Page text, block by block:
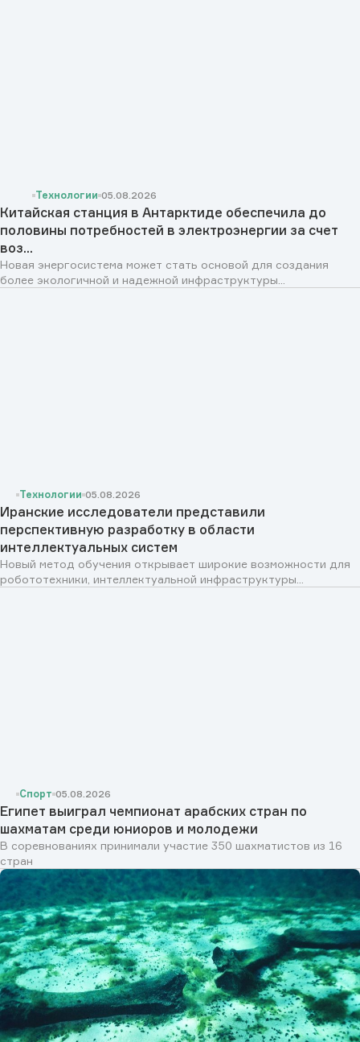
Технологии 05.08.2026
Китайская станция в Антарктиде обеспечила до
половины потребностей в электроэнергии за счет
воз...
Новая энергосистема может стать основой для создания
более экологичной и надежной инфраструктуры...
Технологии 05.08.2026
Иранские исследователи представили
перспективную разработку в области
интеллектуальных систем
Новый метод обучения открывает широкие возможности для
робототехники, интеллектуальной инфраструктуры...
Спорт 05.08.2026
Египет выиграл чемпионат арабских стран по
шахматам среди юниоров и молодежи
В соревнованиях принимали участие 350 шахматистов из 16
стран